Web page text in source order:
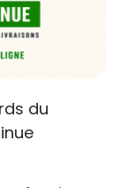
du